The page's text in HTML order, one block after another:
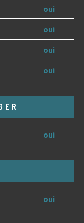
oui
oui
oui
oui
oui
oui